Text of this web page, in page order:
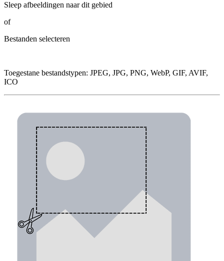
Sleep afbeeldingen naar dit gebied
of
Bestanden selecteren
Toegestane bestandstypen: JPEG, JPG, PNG, WebP, GIF, AVIF,
ICO